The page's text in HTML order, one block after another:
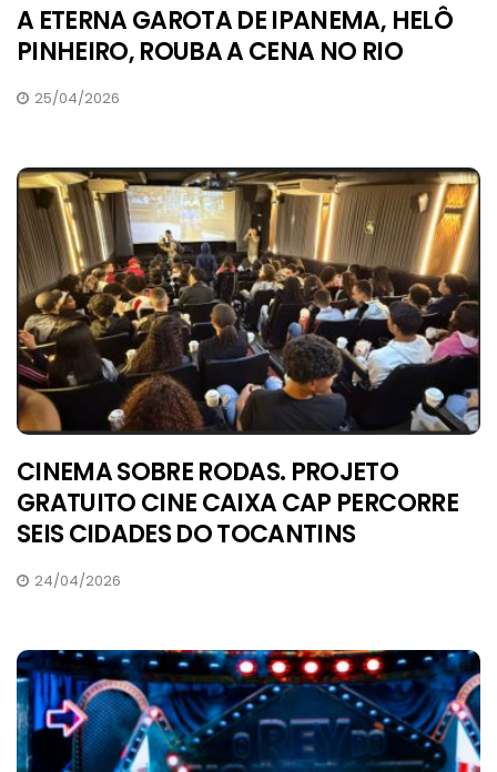
A ETERNA GAROTA DE IPANEMA, HELÔ
PINHEIRO, ROUBA A CENA NO RIO
25/04/2026
CINEMA SOBRE RODAS. PROJETO
GRATUITO CINE CAIXA CAP PERCORRE
SEIS CIDADES DO TOCANTINS
24/04/2026